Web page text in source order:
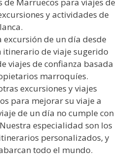
y actividades de
excursión de un día desde
itinerario de viaje sugerido
viajes de confianza basada
marroquíes.
excursiones y viajes
para mejorar su viaje a
de un día no cumple con
especialidad son los
personalizados, y
todo el mundo.